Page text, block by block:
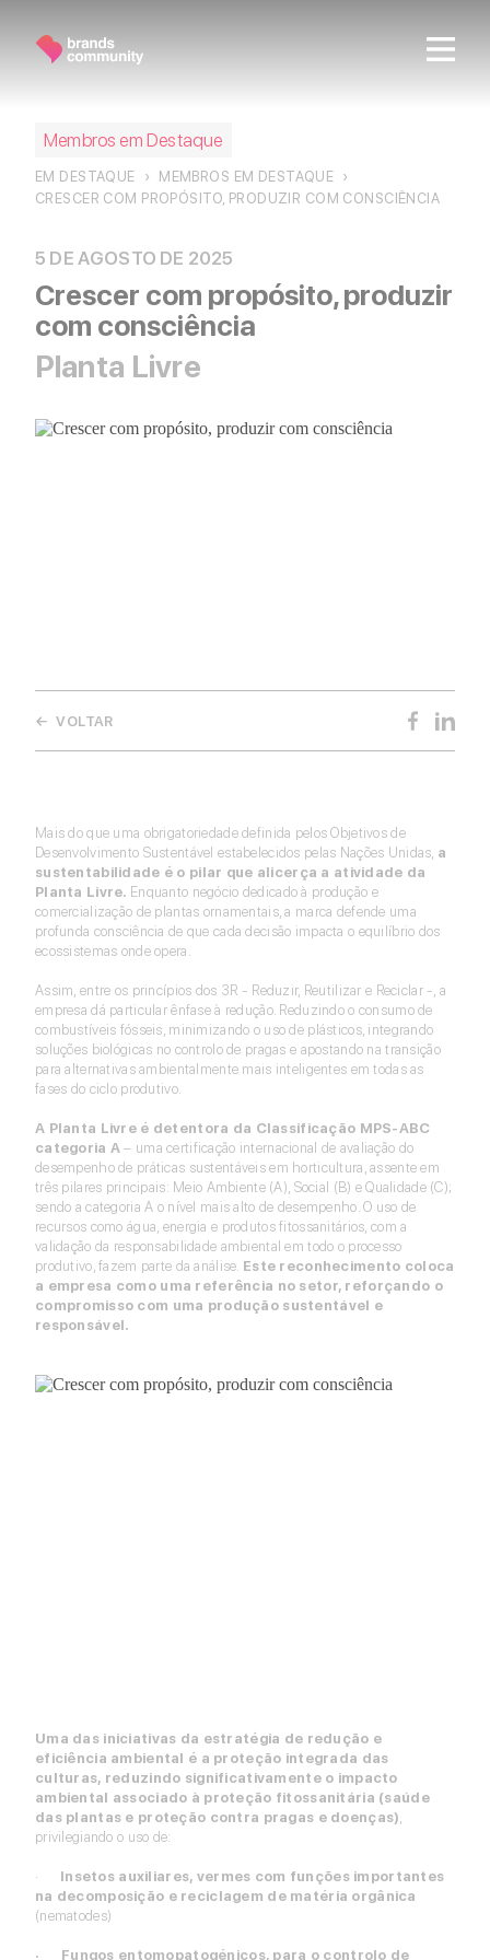
Somos acomunidade das marcas
que promovem o conhecimento académico, estimulam o
networking e a partilha das melhores práticas.
Community Friend
novidades e iniciativas.
Junte-se a nós
Membros em Destaque
EM DESTAQUE › MEMBROS EM DESTAQUE ›
CRESCER COM PROPÓSITO, PRODUZIR COM CONSCIÊNCIA
5 DE AGOSTO DE 2025
Crescer com propósito, produzir
com consciência
Planta Livre
← VOLTAR
Mais do que uma obrigatoriedade definida pelos Objetivos de
Desenvolvimento Sustentável estabelecidos pelas Nações Unidas, a
sustentabilidade é o pilar que alicerça a atividade da
Planta Livre. Enquanto negócio dedicado à produção e
comercialização de plantas ornamentais, a marca defende uma
profunda consciência de que cada decisão impacta o equilíbrio dos
ecossistemas onde opera.
Assim, entre os princípios dos 3R - Reduzir, Reutilizar e Reciclar -, a
empresa dá particular ênfase à redução. Reduzindo o consumo de
combustíveis fósseis, minimizando o uso de plásticos, integrando
soluções biológicas no controlo de pragas e apostando na transição
para alternativas ambientalmente mais inteligentes em todas as
fases do ciclo produtivo.
A Planta Livre é detentora da Classificação MPS-ABC
categoria A – uma certificação internacional de avaliação do
desempenho de práticas sustentáveis em horticultura, assente em
três pilares principais: Meio Ambiente (A), Social (B) e Qualidade (C);
sendo a categoria A o nível mais alto de desempenho. O uso de
recursos como água, energia e produtos fitossanitários, com a
validação da responsabilidade ambiental em todo o processo
produtivo, fazem parte da análise. Este reconhecimento coloca
a empresa como uma referência no setor, reforçando o
compromisso com uma produção sustentável e
responsável.
Uma das iniciativas da estratégia de redução e
eficiência ambiental é a proteção integrada das
culturas, reduzindo significativamente o impacto
ambiental associado à proteção fitossanitária (saúde
das plantas e proteção contra pragas e doenças),
privilegiando o uso de:
·
Insetos auxiliares, vermes com funções importantes
na decomposição e reciclagem de matéria orgânica
(nematodes)
· Fungos entomopatogénicos, para o controlo de